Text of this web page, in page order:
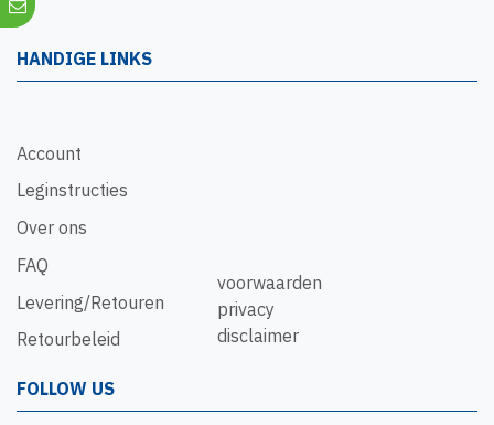
HANDIGE LINKS
Account
Leginstructies
Over ons
FAQ
Levering/Retouren
Retourbeleid
voorwaarden
privacy
disclaimer
FOLLOW US